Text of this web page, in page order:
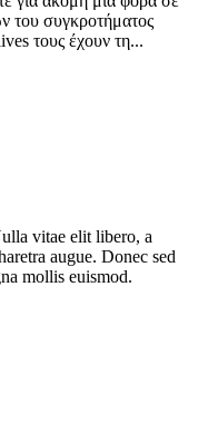
του συγκροτήματος
τους έχουν τη...
vitae elit libero, a
augue. Donec sed
mollis euismod.